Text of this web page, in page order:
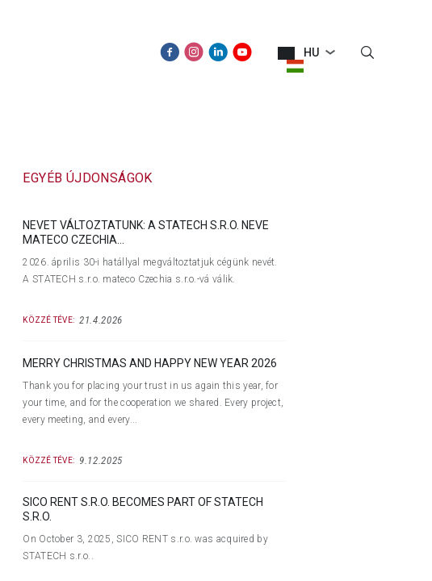
HU
EGYÉB ÚJDONSÁGOK
NEVET VÁLTOZTATUNK: A STATECH S.R.O. NEVE
MATECO CZECHIA...
2026. április 30-i hatállyal megváltoztatjuk cégünk nevét.
A STATECH s.r.o. mateco Czechia s.r.o.-vá válik.
KÖZZÉ TÉVE: 21.4.2026
MERRY CHRISTMAS AND HAPPY NEW YEAR 2026
Thank you for placing your trust in us again this year, for
your time, and for the cooperation we shared. Every project,
every meeting, and every...
KÖZZÉ TÉVE: 9.12.2025
SICO RENT S.R.O. BECOMES PART OF STATECH
S.R.O.
On October 3, 2025, SICO RENT s.r.o. was acquired by
STATECH s.r.o..